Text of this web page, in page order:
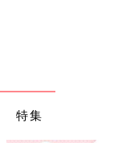
特集